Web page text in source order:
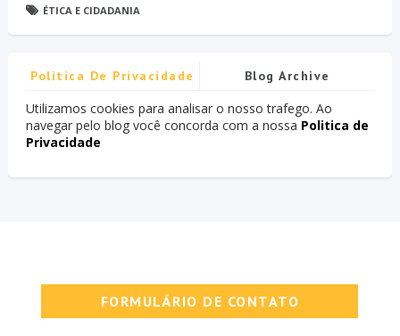
ÉTICA E CIDADANIA
Politica De Privacidade Blog Archive
Utilizamos cookies para analisar o nosso trafego. Ao
navegar pelo blog você concorda com a nossa Politica de
Privacidade
FORMULÁRIO DE CONTATO